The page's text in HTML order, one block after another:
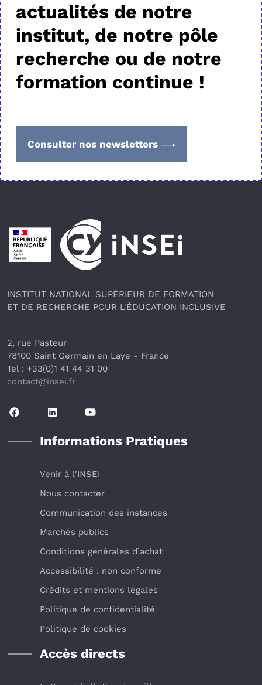
actualités de notre
institut, de notre pôle
recherche ou de notre
formation continue !
Consulter nos newsletters
Pied de page
INSTITUT NATIONAL SUPÉRIEUR DE FORMATION
ET DE RECHERCHE POUR L'ÉDUCATION INCLUSIVE
2, rue Pasteur
78100 Saint Germain en Laye - France
Tel : +33(0)1 41 44 31 00
contact@insei.fr
Informations Pratiques
Venir à l'INSEI
Nous contacter
Communication des instances
Marchés publics
Conditions générales d’achat
Accessibilité : non conforme
Crédits et mentions légales
Politique de confidentialité
Politique de cookies
Accès directs